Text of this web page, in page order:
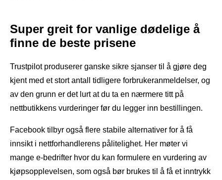
Super greit for vanlige dødelige å
finne de beste prisene
Trustpilot produserer ganske sikre sjanser til å gjøre deg
kjent med et stort antall tidligere forbrukeranmeldelser, og
av den grunn er det lurt at du ta en nærmere titt på
nettbutikkens vurderinger før du legger inn bestillingen.
Facebook tilbyr også flere stabile alternativer for å få
innsikt i nettforhandlerens pålitelighet. Her møter vi
mange e-bedrifter hvor du kan formulere en vurdering av
kjøpsopplevelsen, som også bør brukes til å få et inntrykk